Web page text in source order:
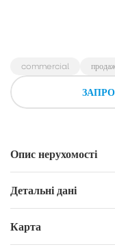
commercial
Опис нерухомості
Детальні дані
Карта